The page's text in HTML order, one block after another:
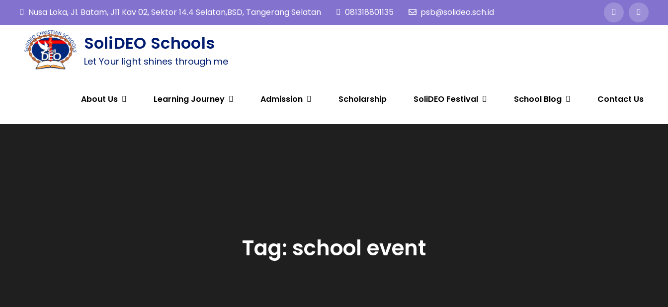
Nusa Loka, Jl. Batam, J11 Kav 02, Sektor 14.4 Selatan,BSD, Tangerang Selatan 081318801135 psb@solideo.sch.id
SoliDEO Schools
Let Your light shines through me
About Us Learning Journey Admission Scholarship SoliDEO Festival School Blog Contact Us
Tag: school event